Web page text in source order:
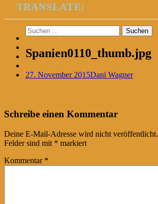
TRANSLATE:
Suchen
nach:
Spanien0110_thumb.jpg
27. November 2015Dani Wagner
Post
navigation
←
Schreibe einen Kommentar
Deine E-Mail-Adresse wird nicht veröffentlicht.
Felder sind mit * markiert
Kommentar *